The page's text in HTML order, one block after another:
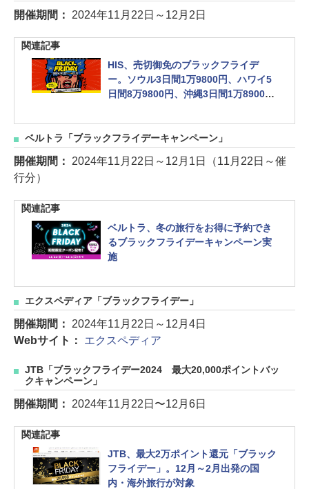
開催期間： 2024年11月22日～12月2日
関連記事
HIS、売切御免のブラックフライデ
ー。ソウル3日間1万9800円、ハワイ5
日間8万9800円、沖縄3日間1万8900円
ベルトラ「ブラックフライデーキャンペーン」
開催期間： 2024年11月22日～12月1日（11月22日～催
行分）
関連記事
ベルトラ、冬の旅行をお得に予約でき
るブラックフライデーキャンペーン実
施
エクスペディア「ブラックフライデー」
開催期間： 2024年11月22日～12月4日
Webサイト： エクスペディア
JTB「ブラックフライデー2024 最大20,000ポイントバッ
クキャンペーン」
開催期間： 2024年11月22日〜12月6日
関連記事
JTB、最大2万ポイント還元「ブラック
フライデー」。12月～2月出発の国
内・海外旅行が対象